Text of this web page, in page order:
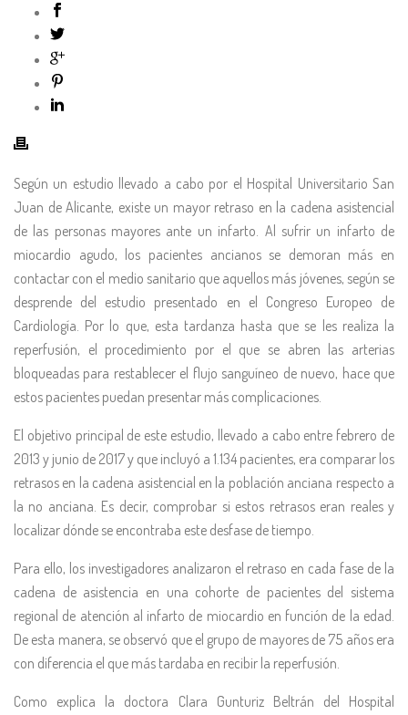
Según un estudio llevado a cabo por el Hospital Universitario San
Juan de Alicante, existe un mayor retraso en la cadena asistencial
de las personas mayores ante un infarto. Al sufrir un infarto de
miocardio agudo, los pacientes ancianos se demoran más en
contactar con el medio sanitario que aquellos más jóvenes, según se
desprende del estudio presentado en el Congreso Europeo de
Cardiología. Por lo que, esta tardanza hasta que se les realiza la
reperfusión, el procedimiento por el que se abren las arterias
bloqueadas para restablecer el flujo sanguíneo de nuevo, hace que
estos pacientes puedan presentar más complicaciones.
El objetivo principal de este estudio, llevado a cabo entre febrero de
2013 y junio de 2017 y que incluyó a 1.134 pacientes, era comparar los
retrasos en la cadena asistencial en la población anciana respecto a
la no anciana. Es decir, comprobar si estos retrasos eran reales y
localizar dónde se encontraba este desfase de tiempo.
Para ello, los investigadores analizaron el retraso en cada fase de la
cadena de asistencia en una cohorte de pacientes del sistema
regional de atención al infarto de miocardio en función de la edad.
De esta manera, se observó que el grupo de mayores de 75 años era
con diferencia el que más tardaba en recibir la reperfusión.
Como explica la doctora Clara Gunturiz Beltrán del Hospital